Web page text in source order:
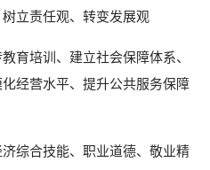
立责任观、转变发展观
育培训、建立社会保障体系、
经营水平、提升公共服务保障
综合技能、职业道德、敬业精